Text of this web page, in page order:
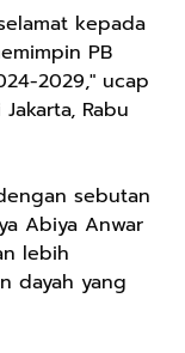
kepada
PB
2029," ucap
Rabu
sebutan
Abiya Anwar
lebih
dayah yang